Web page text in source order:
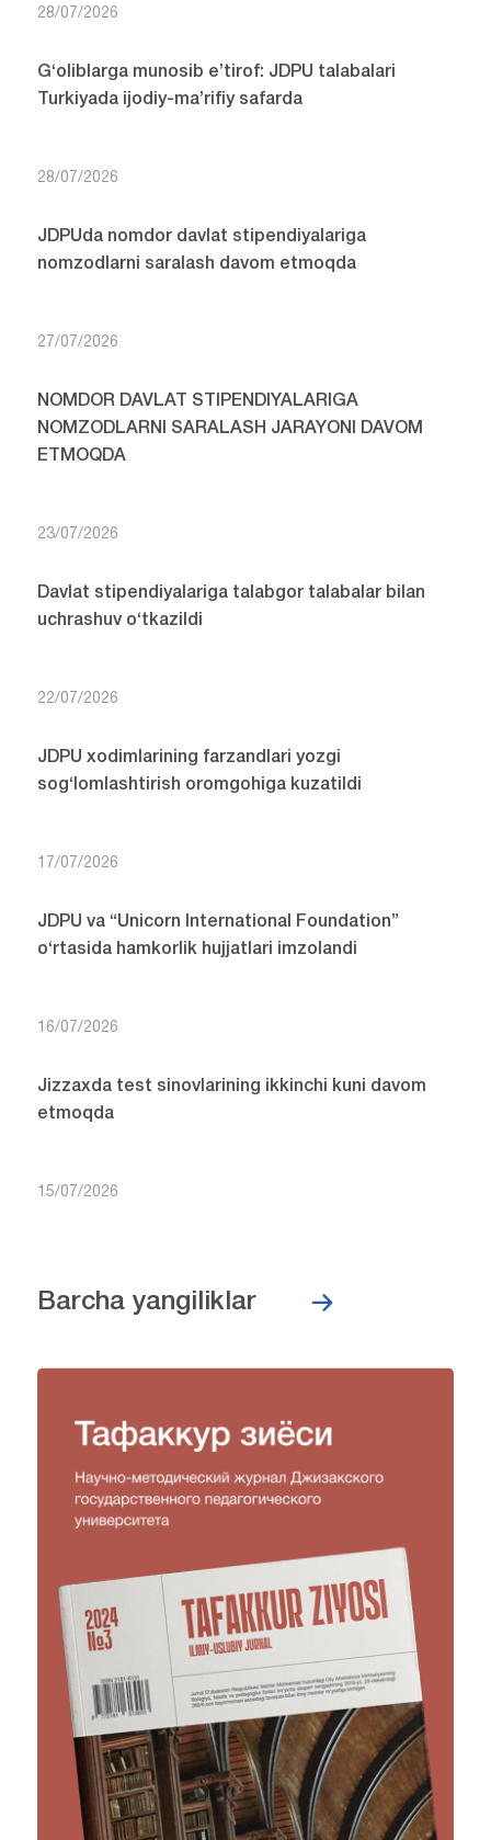
28/07/2026
G‘oliblarga munosib e’tirof: JDPU talabalari
Turkiyada ijodiy-ma’rifiy safarda
28/07/2026
JDPUda nomdor davlat stipendiyalariga
nomzodlarni saralash davom etmoqda
27/07/2026
NOMDOR DAVLAT STIPENDIYALARIGA
NOMZODLARNI SARALASH JARAYONI DAVOM
ETMOQDA
23/07/2026
Davlat stipendiyalariga talabgor talabalar bilan
uchrashuv o‘tkazildi
22/07/2026
JDPU xodimlarining farzandlari yozgi
sog‘lomlashtirish oromgohiga kuzatildi
17/07/2026
JDPU va “Unicorn International Foundation”
o‘rtasida hamkorlik hujjatlari imzolandi
16/07/2026
Jizzaxda test sinovlarining ikkinchi kuni davom
etmoqda
15/07/2026
Barcha yangiliklar